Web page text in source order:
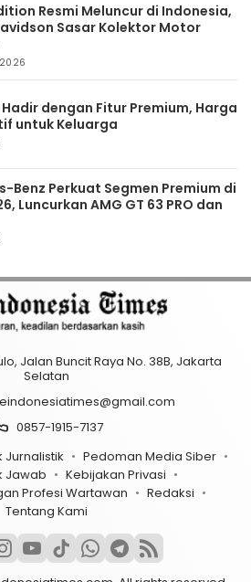
Resmi Meluncur di Indonesia,
Sasar Kolektor Motor
dengan Fitur Premium, Harga
untuk Keluarga
Benz Perkuat Segmen Premium di
Luncurkan AMG GT 63 PRO dan
Jalan Buncit Raya No. 38B, Jakarta
Selatan
0857-1915-7137
Jurnalistik
Pedoman Media Siber
Jawab
Kebijakan Privasi
Profesi Wartawan
Redaksi
Tentang Kami